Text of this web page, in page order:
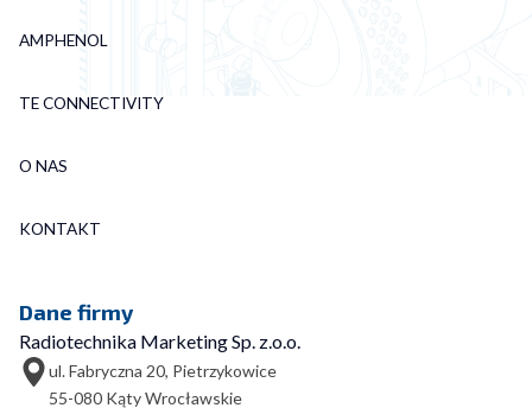
AMPHENOL
TE CONNECTIVITY
O NAS
KONTAKT
Dane firmy
Radiotechnika Marketing Sp. z.o.o.
ul. Fabryczna 20, Pietrzykowice
55-080 Kąty Wrocławskie